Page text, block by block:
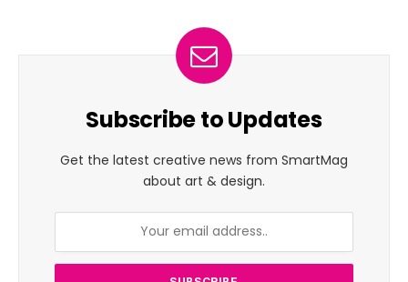
Subscribe to Updates
Get the latest creative news from SmartMag
about art & design.